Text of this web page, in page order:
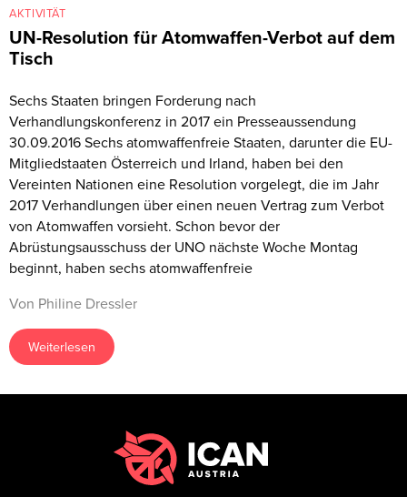
AKTIVITÄT
UN-Resolution für Atomwaffen-Verbot auf dem
Tisch
Sechs Staaten bringen Forderung nach
Verhandlungskonferenz in 2017 ein Presseaussendung
30.09.2016 Sechs atomwaffenfreie Staaten, darunter die EU-
Mitgliedstaaten Österreich und Irland, haben bei den
Vereinten Nationen eine Resolution vorgelegt, die im Jahr
2017 Verhandlungen über einen neuen Vertrag zum Verbot
von Atomwaffen vorsieht. Schon bevor der
Abrüstungsausschuss der UNO nächste Woche Montag
beginnt, haben sechs atomwaffenfreie
Von Philine Dressler
Weiterlesen